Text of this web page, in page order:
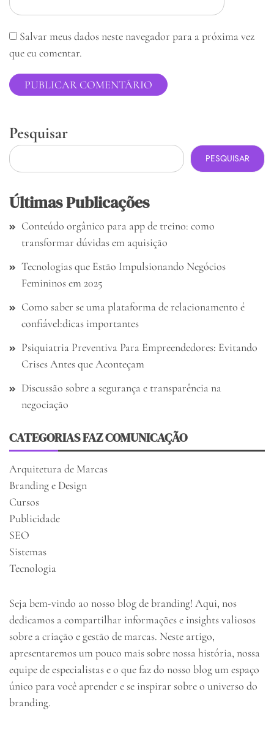
Salvar meus dados neste navegador para a próxima vez
que eu comentar.
Pesquisar
PESQUISAR
Últimas Publicações
Conteúdo orgânico para app de treino: como
transformar dúvidas em aquisição
Tecnologias que Estão Impulsionando Negócios
Femininos em 2025
Como saber se uma plataforma de relacionamento é
confiável:dicas importantes
Psiquiatria Preventiva Para Empreendedores: Evitando
Crises Antes que Aconteçam
Discussão sobre a segurança e transparência na
negociação
CATEGORIAS FAZ COMUNICAÇÃO
Arquitetura de Marcas
Branding e Design
Cursos
Publicidade
SEO
Sistemas
Tecnologia
Seja bem-vindo ao nosso blog de branding! Aqui, nos
dedicamos a compartilhar informações e insights valiosos
sobre a criação e gestão de marcas. Neste artigo,
apresentaremos um pouco mais sobre nossa história, nossa
equipe de especialistas e o que faz do nosso blog um espaço
único para você aprender e se inspirar sobre o universo do
branding.